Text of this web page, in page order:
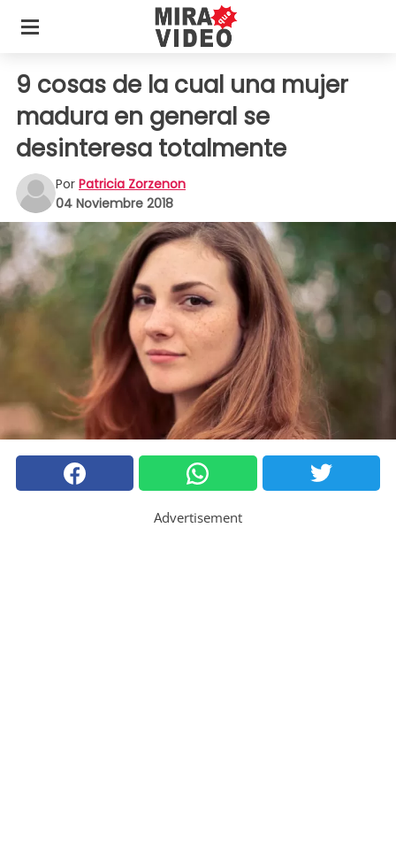
9 cosas de la cual una mujer
madura en general se
desinteresa totalmente
Por Patricia Zorzenon
04 Noviembre 2018
Advertisement